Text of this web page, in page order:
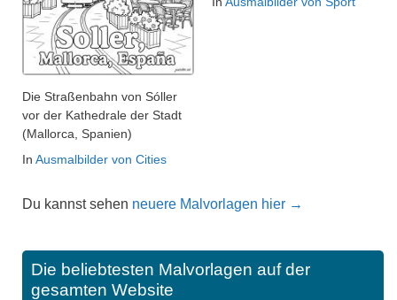
Die Straßenbahn von Sóller
vor der Kathedrale der Stadt
(Mallorca, Spanien)
In Ausmalbilder von Cities
Du kannst sehen neuere Malvorlagen hier →
Die beliebtesten Malvorlagen auf der
gesamten Website